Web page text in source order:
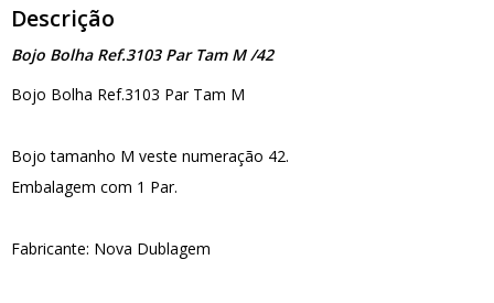
Descrição
Bojo Bolha Ref.3103 Par Tam M /42
Bojo Bolha Ref.3103 Par Tam M
Bojo tamanho M veste numeração 42.
Embalagem com 1 Par.
Fabricante: Nova Dublagem